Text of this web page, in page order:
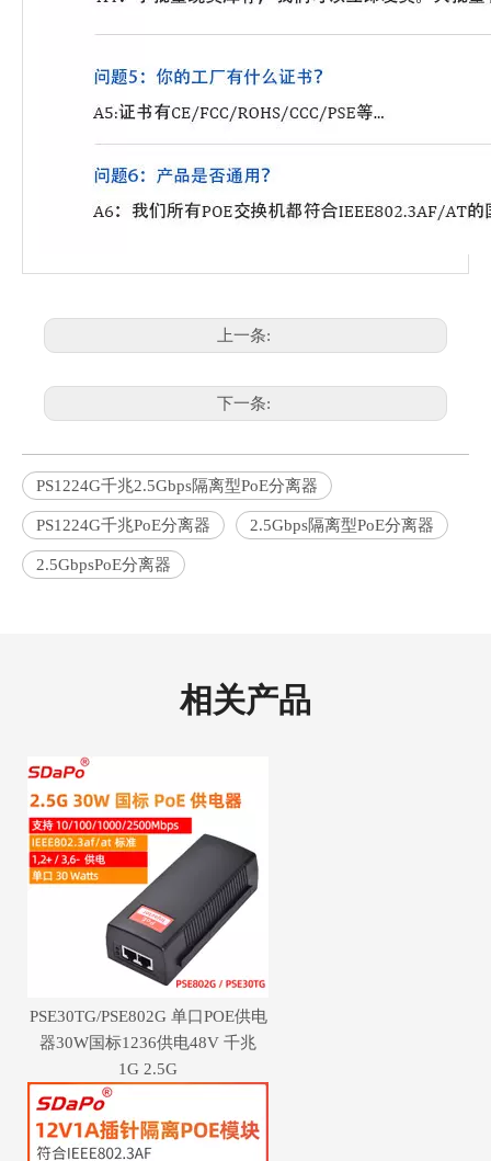
上一条:
下一条:
PS1224G千兆2.5Gbps隔离型PoE分离器
PS1224G千兆PoE分离器 2.5Gbps隔离型PoE分离器
2.5GbpsPoE分离器
相关产品
PSE30TG/PSE802G 单口POE供电
器30W国标1236供电48V 千兆
1G 2.5G